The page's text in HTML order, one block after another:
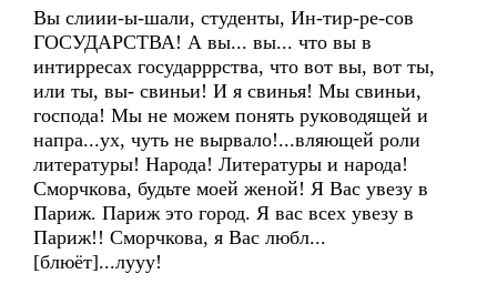
Вы слиии-ы-шали, студенты, Ин-тир-ре-сов
ГОСУДАРСТВА! А вы... вы... что вы в
интирресах государррства, что вот вы, вот ты,
или ты, вы- свиньи! И я свинья! Мы свиньи,
господа! Мы не можем понять руководящей и
напра...ух, чуть не вырвало!...вляющей роли
литературы! Народа! Литературы и народа!
Сморчкова, будьте моей женой! Я Вас увезу в
Париж. Париж это город. Я вас всех увезу в
Париж!! Сморчкова, я Вас любл...
[блюёт]...лууу!